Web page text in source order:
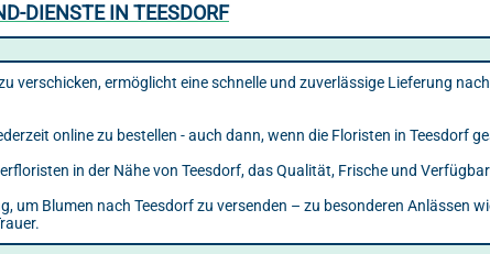
DIENSTE IN TEESDORF
verschicken, ermöglicht eine schnelle und zuverlässige Lieferung
online zu bestellen - auch dann, wenn die Floristen in Teesdorf
in der Nähe von Teesdorf, das Qualität, Frische und
um Blumen nach Teesdorf zu versenden – zu besonderen Anlässen